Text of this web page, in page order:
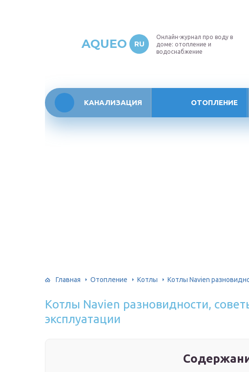
AQUEO RU
Онлайн-журнал про воду в
доме: отопление и
водоснабжение
КАНАЛИЗАЦИЯ ОТОПЛЕНИЕ
Главная Отопление Котлы Котлы Navien
Котлы Navien разновидности,
эксплуатации